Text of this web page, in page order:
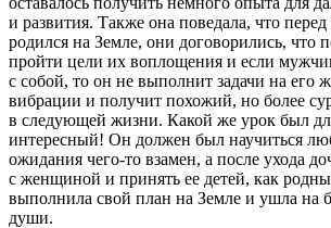
и развития. Также она поведала, что перед
родился на Земле, они договорились, что
пройти цели их воплощения и если
с собой, то он не выполнит задачи на его
вибрации и получит похожий, но более
в следующей жизни. Какой же урок был
интересный! Он должен был научиться
ожидания чего-то взамен, а после ухода
с женщиной и принять ее детей, как
выполнила свой план на Земле и ушла на
души.